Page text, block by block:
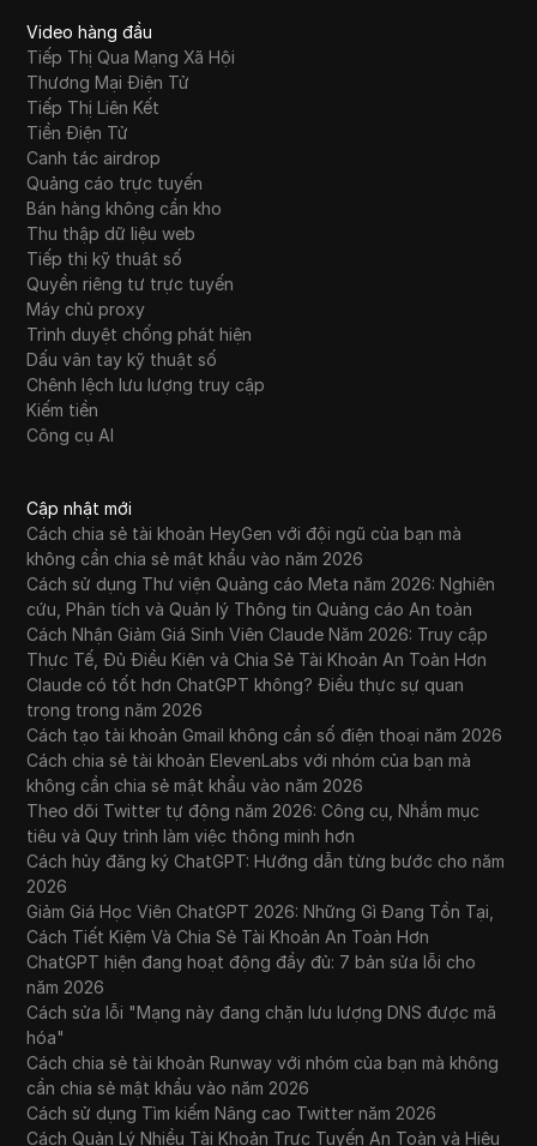
Video hàng đầu
Tiếp Thị Qua Mạng Xã Hội
Thương Mại Điện Tử
Tiếp Thị Liên Kết
Tiền Điện Tử
Canh tác airdrop
Quảng cáo trực tuyến
Bán hàng không cần kho
Thu thập dữ liệu web
Tiếp thị kỹ thuật số
Quyền riêng tư trực tuyến
Máy chủ proxy
Trình duyệt chống phát hiện
Dấu vân tay kỹ thuật số
Chênh lệch lưu lượng truy cập
Kiếm tiền
Công cụ AI
Cập nhật mới
Cách chia sẻ tài khoản HeyGen với đội ngũ của bạn mà
không cần chia sẻ mật khẩu vào năm 2026
Cách sử dụng Thư viện Quảng cáo Meta năm 2026: Nghiên
cứu, Phân tích và Quản lý Thông tin Quảng cáo An toàn
Cách Nhận Giảm Giá Sinh Viên Claude Năm 2026: Truy cập
Thực Tế, Đủ Điều Kiện và Chia Sẻ Tài Khoản An Toàn Hơn
Claude có tốt hơn ChatGPT không? Điều thực sự quan
trọng trong năm 2026
Cách tạo tài khoản Gmail không cần số điện thoại năm 2026
Cách chia sẻ tài khoản ElevenLabs với nhóm của bạn mà
không cần chia sẻ mật khẩu vào năm 2026
Theo dõi Twitter tự động năm 2026: Công cụ, Nhắm mục
tiêu và Quy trình làm việc thông minh hơn
Cách hủy đăng ký ChatGPT: Hướng dẫn từng bước cho năm
2026
Giảm Giá Học Viên ChatGPT 2026: Những Gì Đang Tồn Tại,
Cách Tiết Kiệm Và Chia Sẻ Tài Khoản An Toàn Hơn
ChatGPT hiện đang hoạt động đầy đủ: 7 bản sửa lỗi cho
năm 2026
Cách sửa lỗi "Mạng này đang chặn lưu lượng DNS được mã
hóa"
Cách chia sẻ tài khoản Runway với nhóm của bạn mà không
cần chia sẻ mật khẩu vào năm 2026
Cách sử dụng Tìm kiếm Nâng cao Twitter năm 2026
Cách Quản Lý Nhiều Tài Khoản Trực Tuyến An Toàn và Hiệu